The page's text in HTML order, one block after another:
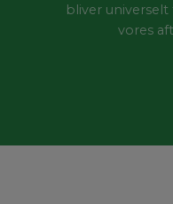
bliver
vores